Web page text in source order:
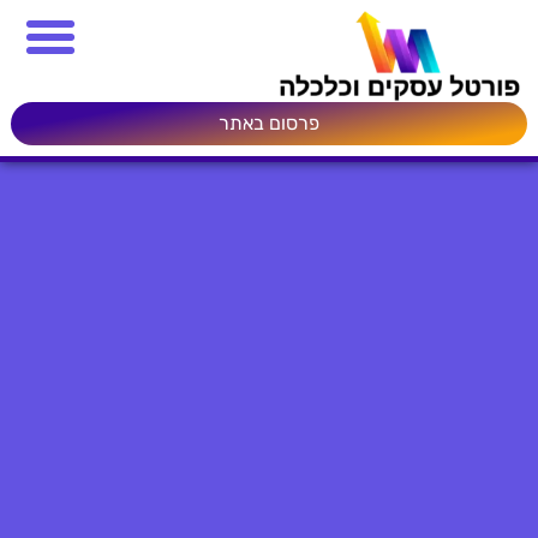
פרסום באתר